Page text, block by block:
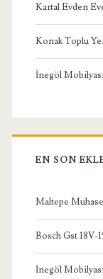
Kartal Evden
Konak Toplu
İnegöl
EN SON
Maltepe
Bosch Gst 18V-
İnegöl